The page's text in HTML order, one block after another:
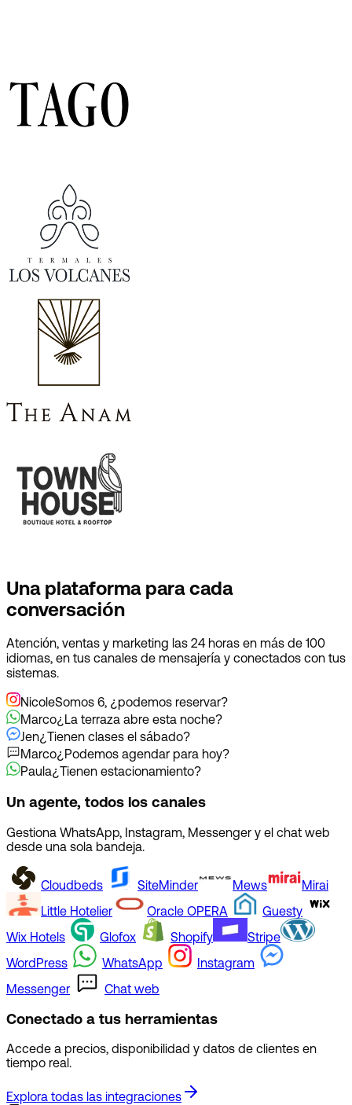
Una plataforma para cada
conversación
Atención, ventas y marketing las 24 horas en más de 100
idiomas, en tus canales de mensajería y conectados con tus
sistemas.
NicoleSomos 6, ¿podemos reservar?
Marco¿La terraza abre esta noche?
Jen¿Tienen clases el sábado?
Marco¿Podemos agendar para hoy?
Paula¿Tienen estacionamiento?
Un agente, todos los canales
Gestiona WhatsApp, Instagram, Messenger y el chat web
desde una sola bandeja.
Cloudbeds SiteMinder Mews
Mirai
Little Hotelier
Oracle OPERA
Guesty
Wix Hotels
Glofox Shopify
Stripe
WordPress
WhatsApp
Instagram
Messenger
Chat web
Conectado a tus herramientas
Accede a precios, disponibilidad y datos de clientes en
tiempo real.
Explora todas las integraciones